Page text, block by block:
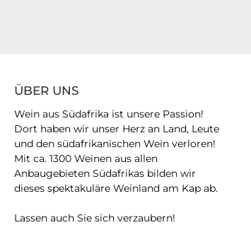
ÜBER UNS
Wein aus Südafrika ist unsere Passion!
Dort haben wir unser Herz an Land, Leute
und den südafrikanischen Wein verloren!
Mit ca. 1300 Weinen aus allen
Anbaugebieten Südafrikas bilden wir
dieses spektakuläre Weinland am Kap ab.
Lassen auch Sie sich verzaubern!